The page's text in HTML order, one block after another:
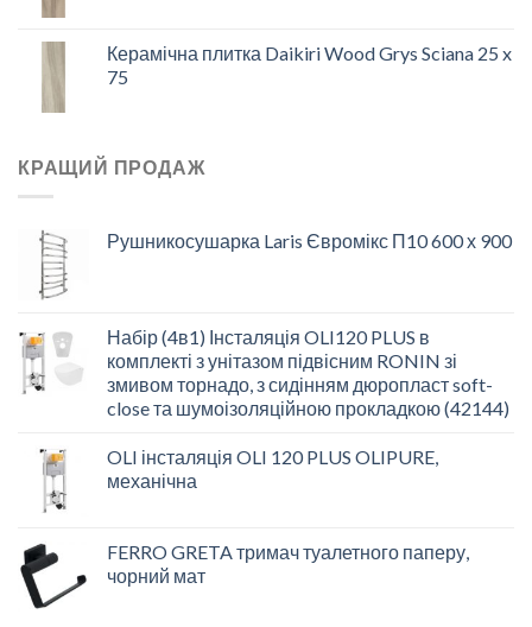
Керамічна плитка Daikiri Wood Grys Sciana 25 x
75
КРАЩИЙ ПРОДАЖ
Рушникосушарка Laris Євромікс П10 600 х 900
Набір (4в1) Інсталяція OLI120 PLUS в
комплекті з унітазом підвісним RONIN зі
змивом торнадо, з сидінням дюропласт soft-
close та шумоізоляційною прокладкою (42144)
OLI інсталяція OLI 120 PLUS OLIPURE,
механічна
FERRO GRETA тримач туалетного паперу,
чорний мат